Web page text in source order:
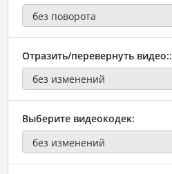
Отразить/перевернуть видео::
Выберите видеокодек: